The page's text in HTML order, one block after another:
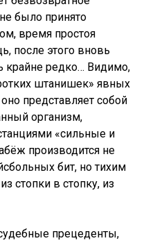
было принято
время простоя
после этого вновь
крайне редко… Видимо,
штанишек» явных
представляет собой
организм,
«сильные и
производится не
бит, но тихим
стопки в стопку, из
прецеденты,